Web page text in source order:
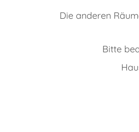
Die anderen
Bitte